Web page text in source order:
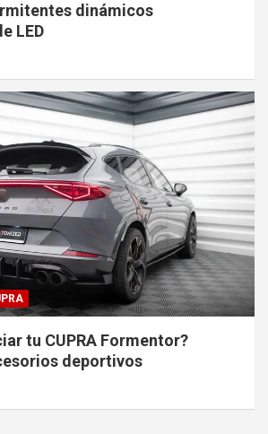
dinámicos
LED
tu CUPRA Formentor?
deportivos